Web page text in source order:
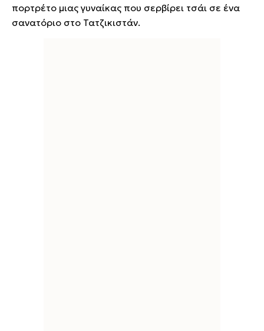
πορτρέτο μιας γυναίκας που σερβίρει τσάι σε ένα
σανατόριο στο Τατζικιστάν.